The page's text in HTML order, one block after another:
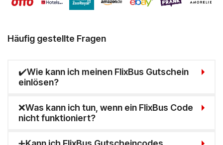
Häufig gestellte Fragen
✔️Wie kann ich meinen FlixBus Gutschein
einlösen?
❌Was kann ich tun, wenn ein FlixBus Code
nicht funktioniert?